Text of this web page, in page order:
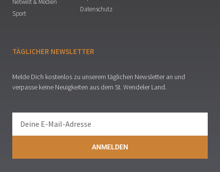
Sport
Datenschutz
TÄGLICHER NEWSLETTER
Melde Dich kostenlos zu unserem täglichen Newsletter an und
verpasse keine Neuigkeiten aus dem St. Wendeler Land.
ANMELDEN